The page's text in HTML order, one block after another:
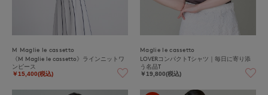
M Maglie le cassetto
《M Maglie le cassetto》ラインニットワ
ンピース
￥15,400(税込)
Maglie le cassetto
LOVERコンパクトTシャツ｜毎日に寄り添
う名品T
￥19,800(税込)